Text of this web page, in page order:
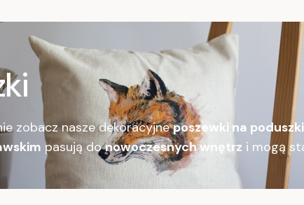
zobacz nasze dekoracyjneposzewki na poduszki
pasują donowoczesnych wnętrz i mogą